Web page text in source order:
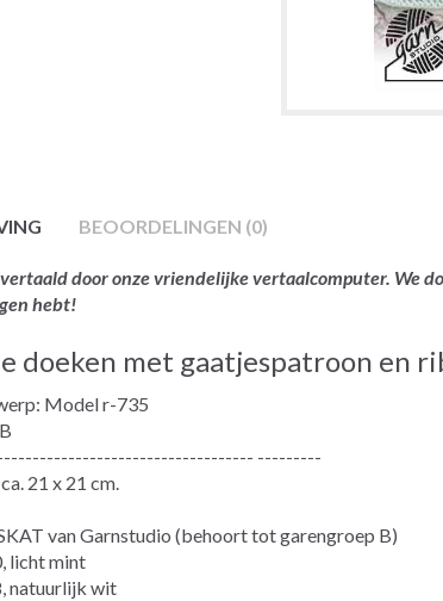
BEOORDELINGEN (0)
door onze vriendelijke vertaalcomputer. We
hebt!
doeken met gaatjespatroon en
Model r-735
---------
21 x 21 cm.
van Garnstudio (behoort tot garengroep B)
licht mint
natuurlijk wit